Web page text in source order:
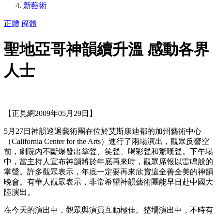
新藝術
正體 簡體
聖地亞哥神韻續升溫 感動各界
人士
【正見網2009年05月29日】
5月27日神韻巡迴藝術團在位於艾斯康迪都的加州藝術中心
（California Center for the Arts）進行了兩場演出，觀眾反響空
前，劇院內不斷爆發出掌聲、笑聲、喝彩聲和驚嘆聲。下午場
中，當主持人宣布神韻將於年底再來時，觀眾席報以雷鳴般的
掌聲。許多觀眾表示，年底一定要再來欣賞這全善全美的神韻
晚會。有華人觀眾表示，非常希望神韻藝術團能早日赴中國大
陸演出。
在今天的演出中，觀眾與演員互動極佳。整場演出中，不時有